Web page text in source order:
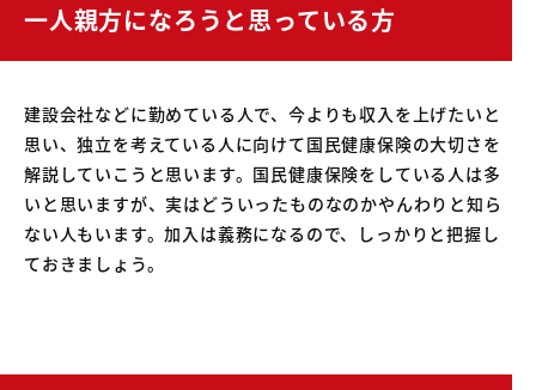
03 RELIVE
04 中古車買取販売テンペスト
05 NOJ岡山店
一人親方になろうと思っている方
建設会社などに勤めている人で、今よりも収入を上げたいと
思い、独立を考えている人に向けて国民健康保険の大切さを
解説していこうと思います。国民健康保険をしている人は多
いと思いますが、実はどういったものなのかやんわりと知ら
ない人もいます。加入は義務になるので、しっかりと把握し
ておきましょう。